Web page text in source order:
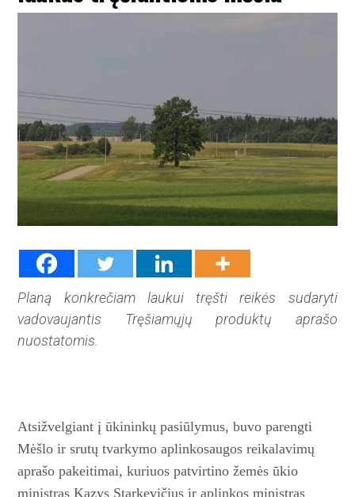
Planą konkrečiam laukui tręšti reikės sudaryti
vadovaujantis Tręšiamųjų produktų aprašo
nuostatomis.
Atsižvelgiant į ūkininkų pa­siūlymus, buvo parengti
Mėš­lo ir srutų tvarkymo aplinkosaugos reikalavimų
aprašo pakeitimai, kuriuos patvirtino žemės ūkio
ministras Kazys Starkevičius ir aplinkos ministras